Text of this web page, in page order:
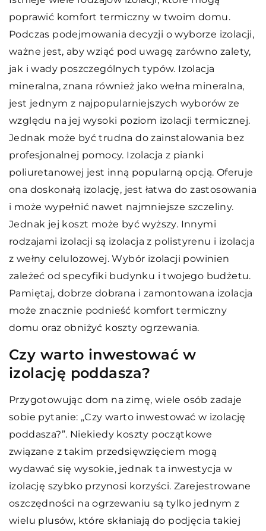
poprawić komfort termiczny w twoim domu.
Podczas podejmowania decyzji o wyborze izolacji,
ważne jest, aby wziąć pod uwagę zarówno zalety,
jak i wady poszczególnych typów. Izolacja
mineralna, znana również jako wełna mineralna,
jest jednym z najpopularniejszych wyborów ze
względu na jej wysoki poziom izolacji termicznej.
Jednak może być trudna do zainstalowania bez
profesjonalnej pomocy. Izolacja z pianki
poliuretanowej jest inną popularną opcją. Oferuje
ona doskonałą izolację, jest łatwa do zastosowania
i może wypełnić nawet najmniejsze szczeliny.
Jednak jej koszt może być wyższy. Innymi
rodzajami izolacji są izolacja z polistyrenu i izolacja
z wełny celulozowej. Wybór izolacji powinien
zależeć od specyfiki budynku i twojego budżetu.
Pamiętaj, dobrze dobrana i zamontowana izolacja
może znacznie podnieść komfort termiczny
domu oraz obniżyć koszty ogrzewania.
Czy warto inwestować w
izolację poddasza?
Przygotowując dom na zimę, wiele osób zadaje
sobie pytanie: „Czy warto inwestować w izolację
poddasza?”. Niekiedy koszty początkowe
związane z takim przedsięwzięciem mogą
wydawać się wysokie, jednak ta inwestycja w
izolację szybko przynosi korzyści. Zarejestrowane
oszczędności na ogrzewaniu są tylko jednym z
wielu plusów, które skłaniają do podjęcia takiej